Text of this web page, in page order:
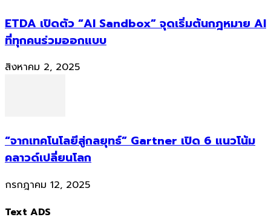
ETDA เปิดตัว “AI Sandbox” จุดเริ่มต้นกฎหมาย AI
ที่ทุกคนร่วมออกแบบ
สิงหาคม 2, 2025
“จากเทคโนโลยีสู่กลยุทธ์” Gartner เปิด 6 แนวโน้ม
คลาวด์เปลี่ยนโลก
กรกฎาคม 12, 2025
Text ADS